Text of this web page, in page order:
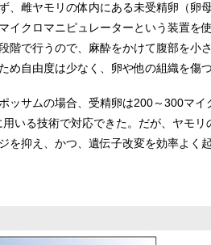
雌ヤモリの体内にある未受精卵（卵
イクロマニピュレーターという装置を
階で行うので、麻酔をかけて腹部を小
自由度は少なく、卵や他の組織を傷
ッサムの場合、受精卵は200～300マ
いる技術で対応できた。だが、ヤモ
を抑え、かつ、遺伝子改変を効率よく